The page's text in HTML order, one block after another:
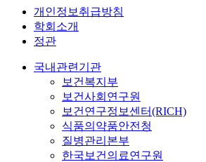
개인정보취급방침
학회소개
정관
국내관련기관
보건복지부
보건사회연구원
보건연구정보센터(RICH)
식품의약품안전청
질병관리본부
한국보건의료연구원